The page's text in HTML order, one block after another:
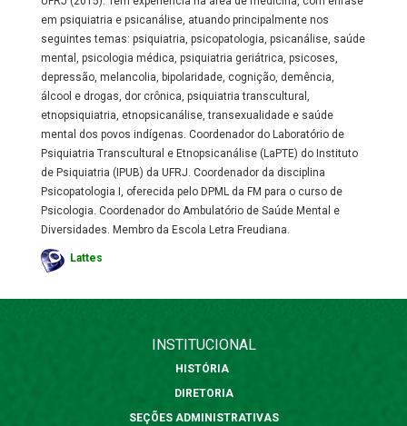
em psiquiatria e psicanálise, atuando principalmente nos
seguintes temas: psiquiatria, psicopatologia, psicanálise, saúde
mental, psicologia médica, psiquiatria geriátrica, psicoses,
depressão, melancolia, bipolaridade, cognição, demência,
álcool e drogas, dor crônica, psiquiatria transcultural,
etnopsiquiatria, etnopsicanálise, transexualidade e saúde
mental dos povos indígenas. Coordenador do Laboratório de
Psiquiatria Transcultural e Etnopsicanálise (LaPTE) do Instituto
de Psiquiatria (IPUB) da UFRJ. Coordenador da disciplina
Psicopatologia I, oferecida pelo DPML da FM para o curso de
Psicologia. Coordenador do Ambulatório de Saúde Mental e
Diversidades. Membro da Escola Letra Freudiana.
Lattes
INSTITUCIONAL
HISTÓRIA
DIRETORIA
SEÇÕES ADMINISTRATIVAS